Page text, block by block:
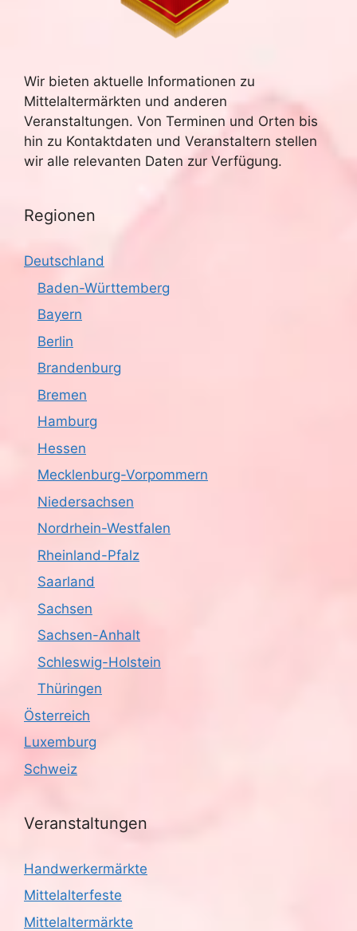
Wir bieten aktuelle Informationen zu
Mittelaltermärkten und anderen
Veranstaltungen. Von Terminen und Orten bis
hin zu Kontaktdaten und Veranstaltern stellen
wir alle relevanten Daten zur Verfügung.
Regionen
Deutschland
Baden-Württemberg
Bayern
Berlin
Brandenburg
Bremen
Hamburg
Hessen
Mecklenburg-Vorpommern
Niedersachsen
Nordrhein-Westfalen
Rheinland-Pfalz
Saarland
Sachsen
Sachsen-Anhalt
Schleswig-Holstein
Thüringen
Österreich
Luxemburg
Schweiz
Veranstaltungen
Handwerkermärkte
Mittelalterfeste
Mittelaltermärkte